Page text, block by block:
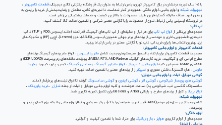
با ۲۵ سال تجربه درخشان در بازار کامپیوتر تهران، یاس ارتباط به عنوان یک فروشگاه اینترنتی کالای دیجیتال، قطعات کامپیوتر
تجهیزات شبکه
و لوازم جانبی، لوازم خانگی، همواره در کنار شماست تا تجربه‌ای کامل، مطمئن و رضایت‌بخش از خرید را برایتان به
ارمغان آورد. هدف ما ارائه گسترده‌ترین طیف محصولات با بالاترین کیفیت و خدمات پشتیبانی بی‌نظیر است.
در فروشگاه اینترنتی یاس ارتباط، تنوع از محصولات را با گارانتی معتبر شرکتی و تضمین اصالت کالا کشف کنید:
لپ تاپ:
مجموعه‌ای بی‌نظیر از انواع لپ تاپ
برای هر نیاز و سلیقه‌ای، از لپ تاپ‌های گیمینگ قدرتمند (مانند ایسوس ROG و TUF) تا لپ
تاپ‌های دانشجویی، اداری و مهندسی از برندهای برتر جهانی همچون ایسوس (ASUS)، لنوو (Lenovo)، اچ‌پی (HP) و مک‌بوک‌های
اپل. بهترین انتخاب‌ها را برای خرید لپ تاپ نو با گارانتی معتبر در یاس ارتباط بیابید.
قطعات کامپیوتر و لوازم جانبی کامپیوتر:
مجموعه قطعات کامپیوتر برای ارتقاء یا اسمبل سیستم‌های جدید، شامل مادربرد ایسوس ، انواع مادربردهای گیمینگ برندهای
مطرح ام اس آی و گیگابیت. خرید کارت‌های گرافیک NVIDIA RTX, AMD Radeon، پردازنده‌، حافظه‌های رم پرسرعت (DDR4, DDR5) و
SSDهای NVMe. همچنین کلیه
لوازم جانبی کامپیوتر انواع مانیتور گیمینگ صندلی گیمینگ
خرید
ماوس
اسپیکر
گوشی موبایل، تبلت و لوازم جانبی موبایل:
گوشی های پرچمدار شیائومی گوشی آنر گوشی آیفون گوشی سامسونگ گرفته تا انواع تبلت‌های پرطرفدار (مانند
سامسونگ گلکسی تب، شیائومی پد)، ساعت هوشمند و کلیه لوازم جانبی موبایل و تبلت از جمله شارژر خرید پاوربانک
انواع ایرپاد
تجهیزات شبکه:
شامل جدیدترین مدل‌های مودم (ADSL، فیبر نوری، همراه، دی لینک)، روتر، سوئیچ و انواع لوازم جانبی شبکه برای اتصال پایدار و
پرسرعت.
لوازم خانگی:
مجموعه‌ای از لوازم کاربردی هواپز جارو رباتیک